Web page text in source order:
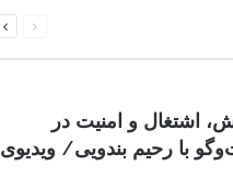
صفحه
اشتغال و امنیت در
با رحیم بندویی/ ویدیوی